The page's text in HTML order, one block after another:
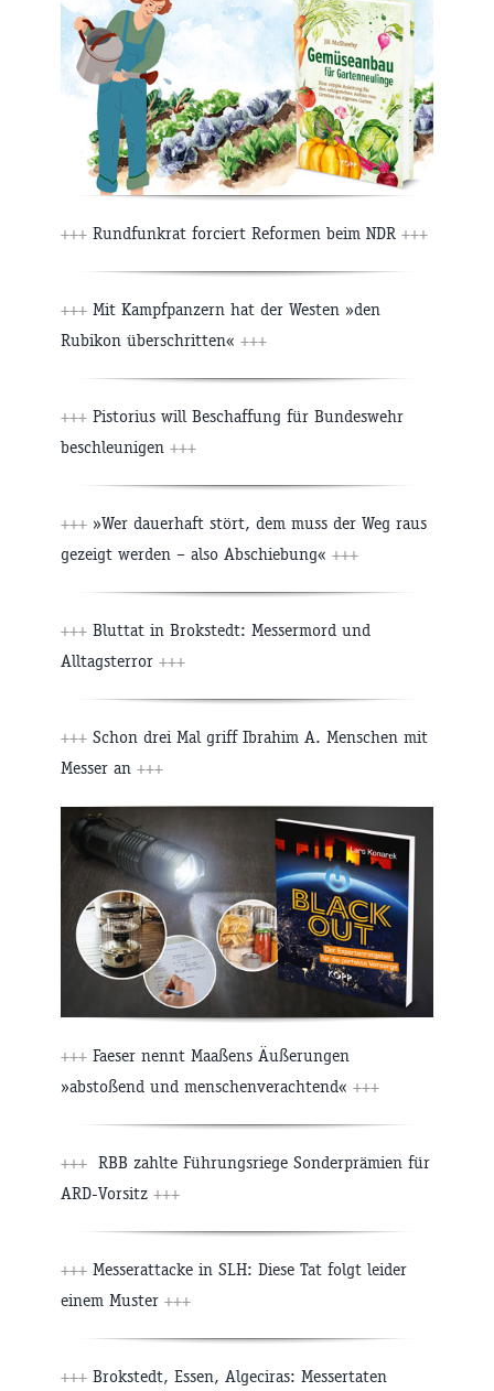
+++ Rundfunkrat forciert Reformen beim NDR +++
+++ Mit Kampfpanzern hat der Westen »den
Rubikon überschritten« +++
+++ Pistorius will Beschaffung für Bundeswehr
beschleunigen +++
+++ »Wer dauerhaft stört, dem muss der Weg raus
gezeigt werden – also Abschiebung« +++
+++ Bluttat in Brokstedt: Messermord und
Alltagsterror +++
+++ Schon drei Mal griff Ibrahim A. Menschen mit
Messer an +++
+++ Faeser nennt Maaßens Äußerungen
»abstoßend und menschenverachtend« +++
+++ RBB zahlte Führungsriege Sonderprämien für
ARD-Vorsitz +++
+++ Messerattacke in SLH: Diese Tat folgt leider
einem Muster +++
+++ Brokstedt, Essen, Algeciras: Messertaten